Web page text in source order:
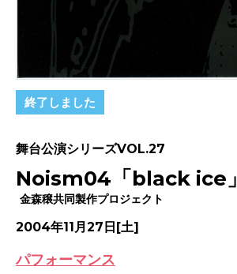
終了しました
舞台公演シリーズVOL.27
Noism04「black ice」
金森穣共同製作プロジェクト
2004年11月27日[土]
パフォーマンス